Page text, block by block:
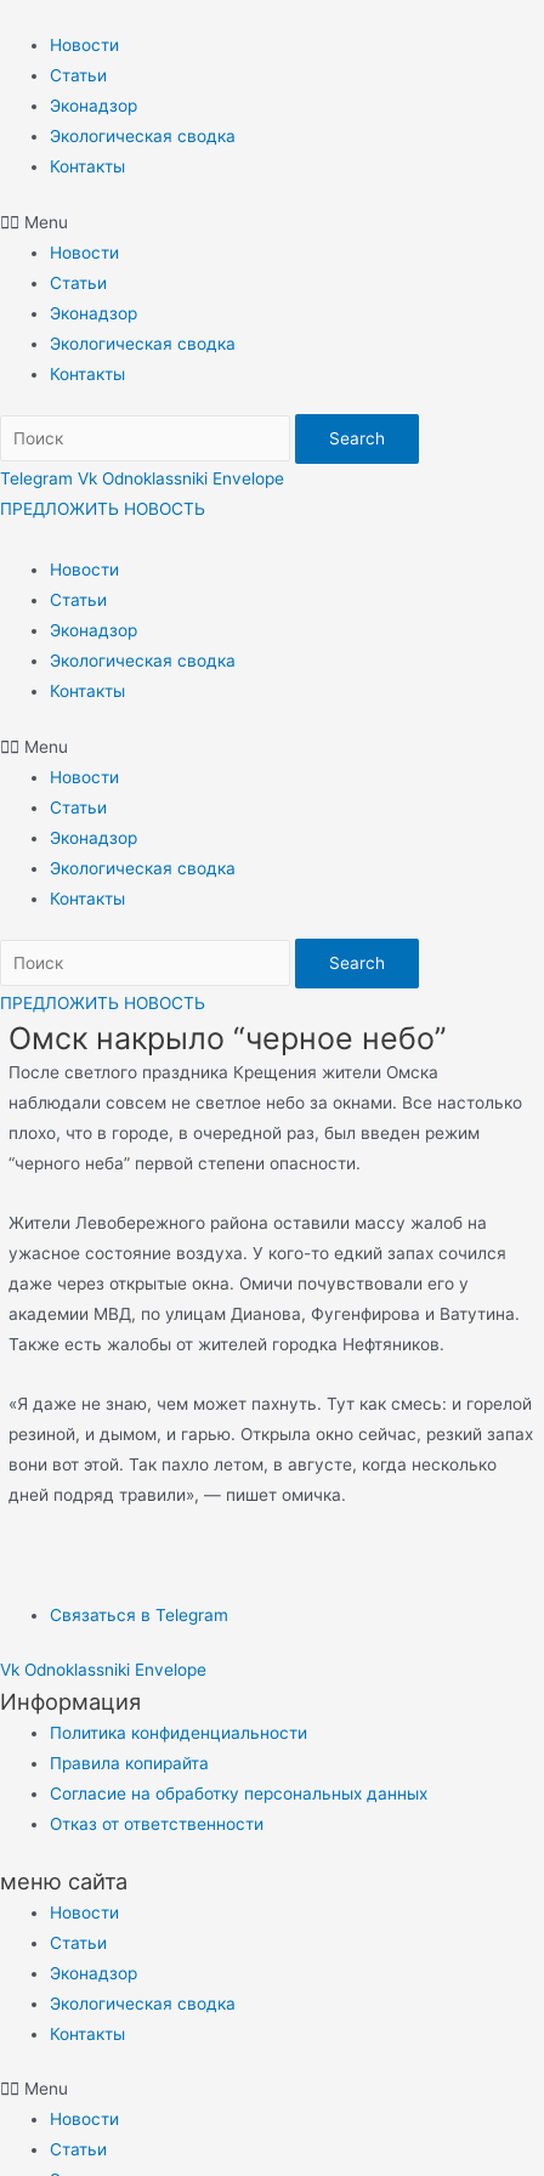
содержимому
Новости
Статьи
Эконадзор
Экологическая сводка
Контакты
Menu
Новости
Статьи
Эконадзор
Экологическая сводка
Контакты
Search
Telegram Vk Odnoklassniki Envelope
ПРЕДЛОЖИТЬ НОВОСТЬ
Новости
Статьи
Эконадзор
Экологическая сводка
Контакты
Menu
Новости
Статьи
Эконадзор
Экологическая сводка
Контакты
Search
ПРЕДЛОЖИТЬ НОВОСТЬ
Омск накрыло “черное небо”
После светлого праздника Крещения жители Омска
наблюдали совсем не светлое небо за окнами. Все настолько
плохо, что в городе, в очередной раз, был введен режим
“черного неба” первой степени опасности.
Жители Левобережного района оставили массу жалоб на
ужасное состояние воздуха. У кого-то едкий запах сочился
даже через открытые окна. Омичи почувствовали его у
академии МВД, по улицам Дианова, Фугенфирова и Ватутина.
Также есть жалобы от жителей городка Нефтяников.
«Я даже не знаю, чем может пахнуть. Тут как смесь: и горелой
резиной, и дымом, и гарью. Открыла окно сейчас, резкий запах
вони вот этой. Так пахло летом, в августе, когда несколько
дней подряд травили», — пишет омичка.
Связаться в Telegram
Vk Odnoklassniki Envelope
Информация
Политика конфиденциальности
Правила копирайта
Согласие на обработку персональных данных
Отказ от ответственности
меню сайта
Новости
Статьи
Эконадзор
Экологическая сводка
Контакты
Menu
Новости
Статьи